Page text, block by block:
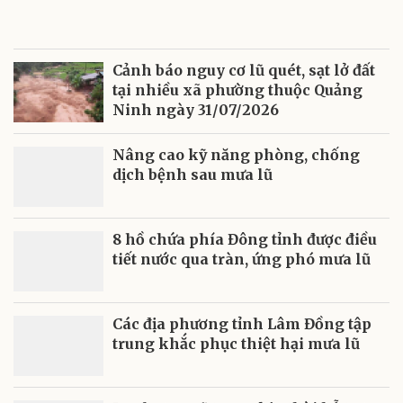
Cảnh báo nguy cơ lũ quét, sạt lở đất
tại nhiều xã phường thuộc Quảng
Ninh ngày 31/07/2026
Nâng cao kỹ năng phòng, chống
dịch bệnh sau mưa lũ
8 hồ chứa phía Đông tỉnh được điều
tiết nước qua tràn, ứng phó mưa lũ
Các địa phương tỉnh Lâm Đồng tập
trung khắc phục thiệt hại mưa lũ